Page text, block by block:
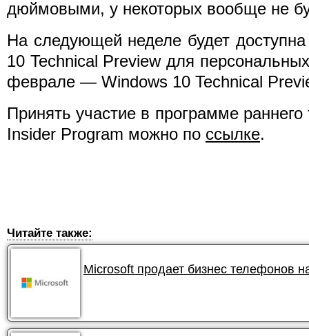
дюймовыми, у некоторых вообще не
На следующей неделе будет
10 Technical Preview для
феврале — Windows 10 Technical
Принять участие в программе
Insider Program можно по ссылке.
Читайте также:
Microsoft продает бизнес телефонов